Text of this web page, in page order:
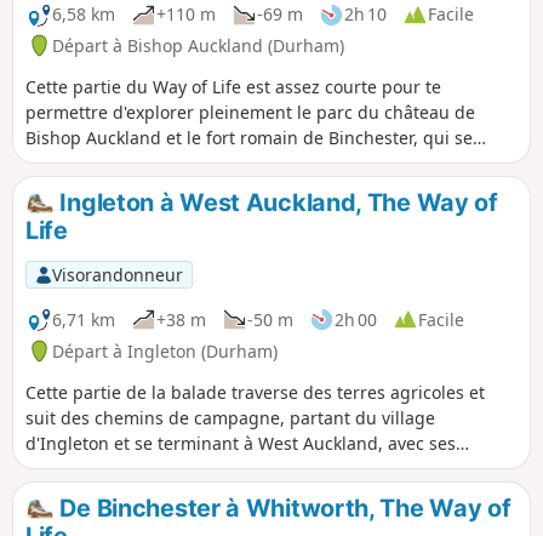
6,58 km +110 m -69 m 2h 10
Facile
Départ à Bishop Auckland (Durham)
Cette partie du Way of Life est assez courte pour te
permettre d'explorer pleinement le parc du château de
Bishop Auckland et le fort romain de Binchester, qui se
trouvent à un petit détour du chemin.
Ingleton à West Auckland, The Way of
Life
Visorandonneur
6,71 km
+38 m -50 m 2h 00
Facile
Départ à Ingleton (Durham)
Cette partie de la balade traverse des terres agricoles et
suit des chemins de campagne, partant du village
d'Ingleton et se terminant à West Auckland, avec ses
nombreux bâtiments historiques intéressants.
De Binchester à Whitworth, The Way of